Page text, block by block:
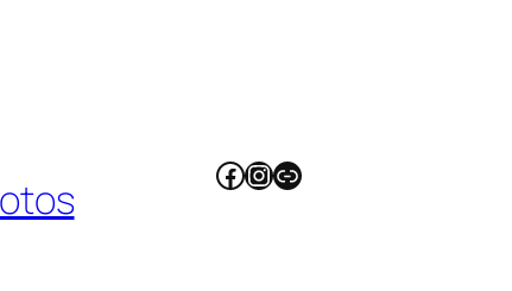
Facebook
Instagram
Link